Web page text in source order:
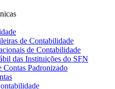
de Contabilidade
de Contabilidade
das Instituições do SFN
Padronizado